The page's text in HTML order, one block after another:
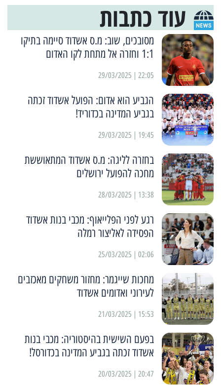
עוד כתבות
מסובכים, שוב: מ.ס אשדוד סיימה בתיקו
1:1 וחזרה אל מתחת לקו האדום
22:05 | 29/03/2025
הגביע הוא אדום: הפועל אשדוד זכתה
בגביע המדינה בכדוריד!
19:45 | 29/03/2025
בחזרה לליגה: מ.ס אשדוד המתאוששת
מחכה להפועל ירושלים
13:38 | 28/03/2025
רגע לפני הפלייאוף: מכבי בנות אשדוד
הפסידה לאליצור רמלה
02:06 | 25/03/2025
מחכות שייגמר: מחזור משחקים מאכזבים
לעירוני ואדומים אשדוד
15:53 | 21/03/2025
בפעם השישית בהיסטוריה: מכבי בנות
אשדוד זכתה בגביע המדינה בכדורסל!
20:47 | 20/03/2025